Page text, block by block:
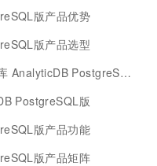
版产品优势
版产品选型
PostgreSQL版
PostgreSQL版
版产品功能
版产品矩阵